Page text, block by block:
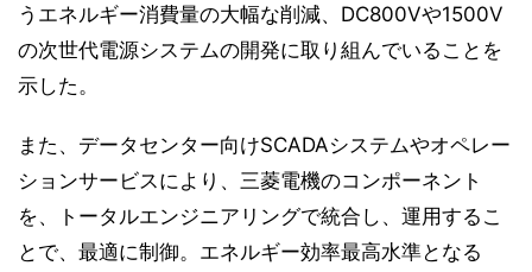
うエネルギー消費量の大幅な削減、DC800Vや1500V
の次世代電源システムの開発に取り組んでいることを
示した。
また、データセンター向けSCADAシステムやオペレー
ションサービスにより、三菱電機のコンポーネント
を、トータルエンジニアリングで統合し、運用するこ
とで、最適に制御。エネルギー効率最高水準となる